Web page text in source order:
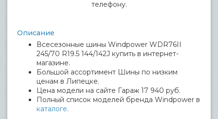
телефону.
Описание
Всесезонные шины Windpower WDR76II
245/70 R19.5 144/142J купить в интернет-
магазине.
Большой ассортимент Шины по низким
ценам в Липецке.
Цена модели на сайте Гараж 17 940 руб.
Полный список моделей бренда Windpower в
каталоге.